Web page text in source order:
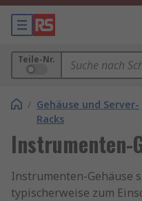
Teile-Nr.
/ Gehäuse und Server-
Racks
Instrumenten-
Instrumenten-Gehäuse
typischerweise zum